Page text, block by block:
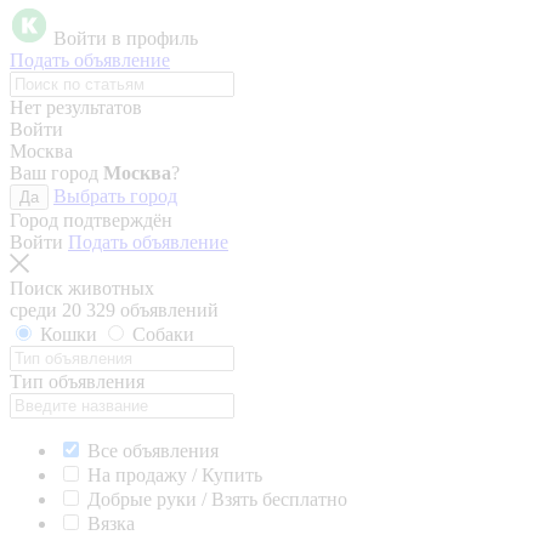
Войти в профиль
Подать объявление
Нет результатов
Войти
Москва
Ваш город Москва?
Да
Выбрать город
Город подтверждён
Войти Подать объявление
Поиск животных
среди 20 329 объявлений
Кошки
Собаки
Тип объявления
Все объявления
На продажу / Купить
Добрые руки / Взять бесплатно
Вязка